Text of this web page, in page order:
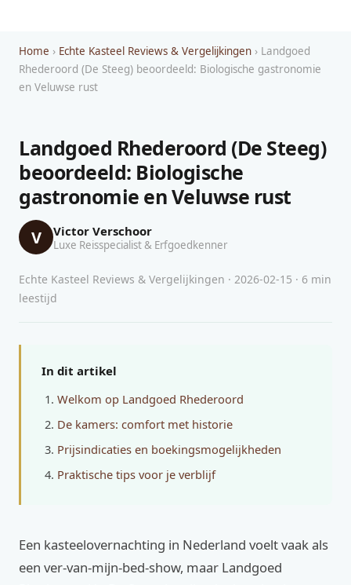
Home › Echte Kasteel Reviews & Vergelijkingen › Landgoed
Rhederoord (De Steeg) beoordeeld: Biologische gastronomie
en Veluwse rust
Landgoed Rhederoord (De Steeg)
beoordeeld: Biologische
gastronomie en Veluwse rust
V Victor Verschoor
Luxe Reisspecialist & Erfgoedkenner
Echte Kasteel Reviews & Vergelijkingen · 2026-02-15 · 6 min
leestijd
In dit artikel
Welkom op Landgoed Rhederoord
De kamers: comfort met historie
Prijsindicaties en boekingsmogelijkheden
Praktische tips voor je verblijf
Een kasteelovernachting in Nederland voelt vaak als
een ver-van-mijn-bed-show, maar Landgoed